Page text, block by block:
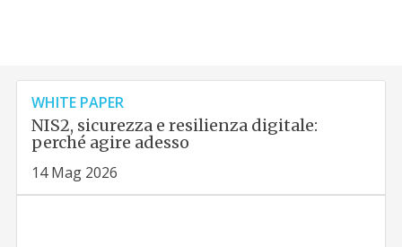
WHITE PAPER
NIS2, sicurezza e resilienza digitale:
perché agire adesso
14 Mag 2026